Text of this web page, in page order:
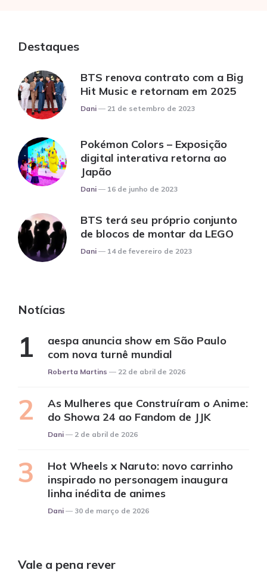
Destaques
BTS renova contrato com a Big
Hit Music e retornam em 2025
Posted
Dani 21 de setembro de 2023
Pokémon Colors – Exposição
digital interativa retorna ao
Japão
Posted
Dani 16 de junho de 2023
BTS terá seu próprio conjunto
de blocos de montar da LEGO
Posted
Dani 14 de fevereiro de 2023
Notícias
aespa anuncia show em São Paulo
com nova turnê mundial
Posted
Roberta Martins 22 de abril de 2026
As Mulheres que Construíram o Anime:
do Showa 24 ao Fandom de JJK
Posted
Dani 2 de abril de 2026
Hot Wheels x Naruto: novo carrinho
inspirado no personagem inaugura
linha inédita de animes
Posted
Dani 30 de março de 2026
Vale a pena rever